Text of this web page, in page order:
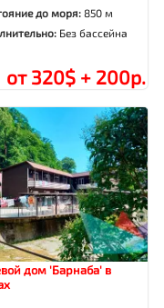
до моря:850 м
Без бассейна
от 320$ + 200р.
дом 'Барнаба' в